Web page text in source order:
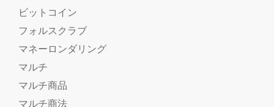
ビットコイン
フォルスクラブ
マネーロンダリング
マルチ
マルチ商品
マルチ商法